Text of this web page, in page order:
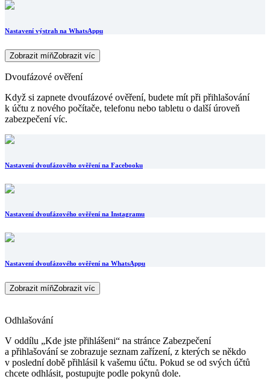
Nastavení výstrah na WhatsAppu
Zobrazit míňZobrazit víc
Dvoufázové ověření
Když si zapnete dvoufázové ověření, budete mít při přihlašování
k účtu z nového počítače, telefonu nebo tabletu o další úroveň
zabezpečení víc.
Nastavení dvoufázového ověření na Facebooku
Nastavení dvoufázového ověření na Instagramu
Nastavení dvoufázového ověření na WhatsAppu
Zobrazit míňZobrazit víc
Odhlašování
V oddílu „Kde jste přihlášeni“ na stránce Zabezpečení
a přihlašování se zobrazuje seznam zařízení, z kterých se někdo
v poslední době přihlásil k vašemu účtu. Pokud se od svých účtů
chcete odhlásit, postupujte podle pokynů dole.